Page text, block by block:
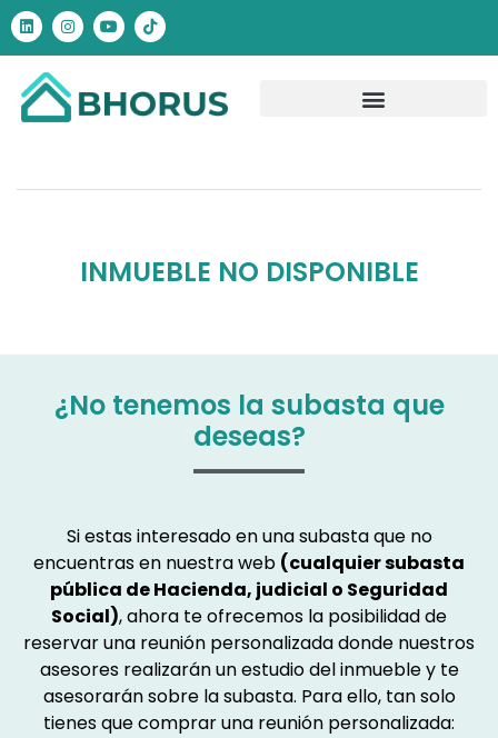
INMUEBLE NO DISPONIBLE
¿No tenemos la subasta que
deseas?
Si estas interesado en una subasta que no
encuentras en nuestra web (cualquier subasta
pública de Hacienda, judicial o Seguridad
Social), ahora te ofrecemos la posibilidad de
reservar una reunión personalizada donde nuestros
asesores realizarán un estudio del inmueble y te
asesorarán sobre la subasta. Para ello, tan solo
tienes que comprar una reunión personalizada: